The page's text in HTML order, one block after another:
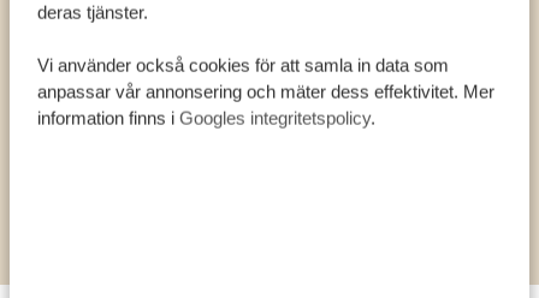
deras tjänster.
Vi använder också cookies för att samla in data som
anpassar vår annonsering och mäter dess effektivitet. Mer
information finns i Googles integritetspolicy.
BEST VIEW LODGE